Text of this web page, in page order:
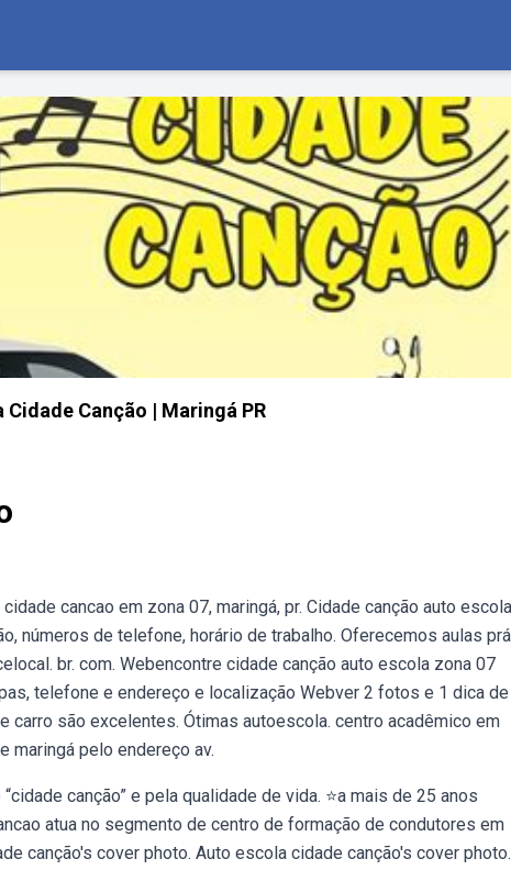
Cidade Canção | Maringá PR
cancao em zona 07, maringá, pr. Cidade canção auto
números de telefone, horário de trabalho. Oferecemos aulas
br. com. Webencontre cidade canção auto escola zona 07
telefone e endereço e localização Webver 2 fotos e 1 dica
carro são excelentes. Ótimas autoescola. centro acadêmico em
maringá pelo endereço av.
canção” e pela qualidade de vida. ⭐️a mais de 25 anos
atua no segmento de centro de formação de condutores em
canção's cover photo. Auto escola cidade canção's cover